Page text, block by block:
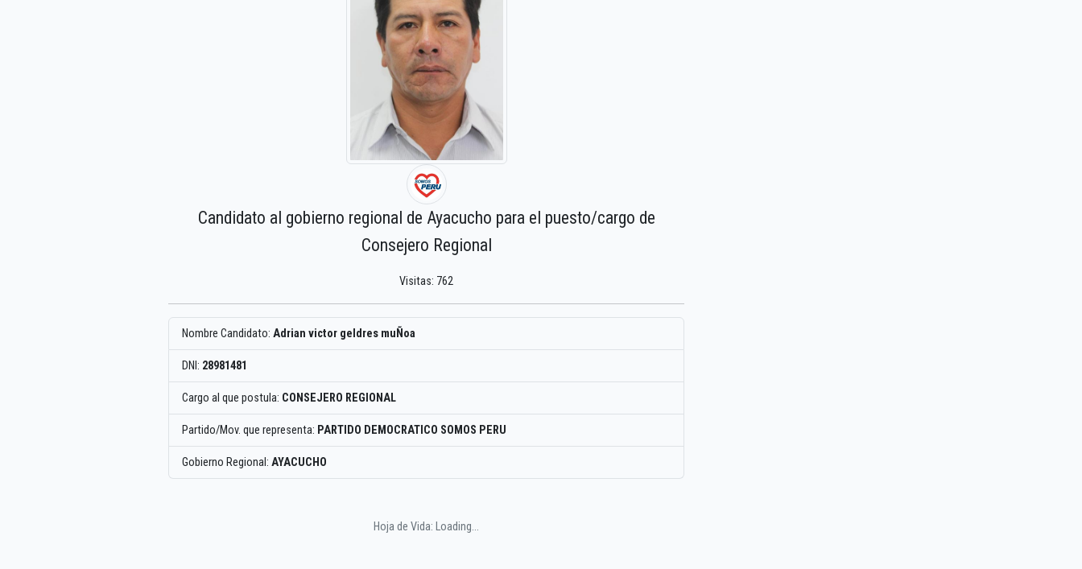
Candidato al gobierno regional de Ayacucho para el puesto/cargo de
Consejero Regional
Visitas: 762
Nombre Candidato: Adrian victor geldres muÑoa
DNI: 28981481
Cargo al que postula: CONSEJERO REGIONAL
Partido/Mov. que representa: PARTIDO DEMOCRATICO SOMOS PERU
Gobierno Regional: AYACUCHO
Hoja de Vida: Loading...